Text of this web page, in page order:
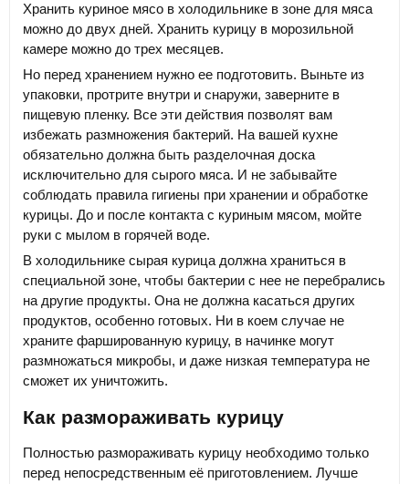
Хранить куриное мясо в холодильнике в зоне для мяса
можно до двух дней. Хранить курицу в морозильной
камере можно до трех месяцев.
Но перед хранением нужно ее подготовить. Выньте из
упаковки, протрите внутри и снаружи, заверните в
пищевую пленку. Все эти действия позволят вам
избежать размножения бактерий. На вашей кухне
обязательно должна быть разделочная доска
исключительно для сырого мяса. И не забывайте
соблюдать правила гигиены при хранении и обработке
курицы. До и после контакта с куриным мясом, мойте
руки с мылом в горячей воде.
В холодильнике сырая курица должна храниться в
специальной зоне, чтобы бактерии с нее не перебрались
на другие продукты. Она не должна касаться других
продуктов, особенно готовых. Ни в коем случае не
храните фаршированную курицу, в начинке могут
размножаться микробы, и даже низкая температура не
сможет их уничтожить.
Как размораживать курицу
Полностью размораживать курицу необходимо только
перед непосредственным её приготовлением. Лучше